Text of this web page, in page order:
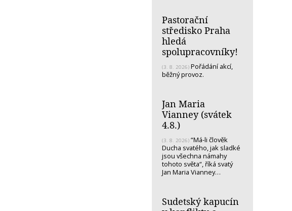
Pastorační
středisko Praha
hledá
spolupracovníky!
(3. 8. 2026) Pořádání akcí,
běžný provoz.
Jan Maria
Vianney (svátek
4.8.)
(3. 8. 2026) “Má-li člověk
Ducha svatého, jak sladké
jsou všechna námahy
tohoto světa“, říká svatý
Jan Maria Vianney…
Sudetský kapucín